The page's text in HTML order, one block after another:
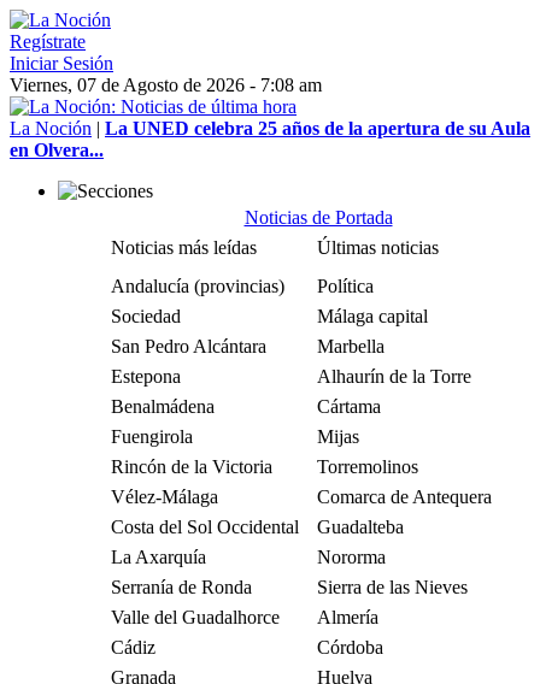
Regístrate
Iniciar Sesión
Viernes, 07 de Agosto de 2026 - 7:08 am
La Noción | La UNED celebra 25 años de la apertura de su Aula
en Olvera...
Noticias de Portada
Noticias más leídas
Últimas noticias
Andalucía (provincias)
Política
Sociedad
Málaga capital
San Pedro Alcántara
Marbella
Estepona
Alhaurín de la Torre
Benalmádena
Cártama
Fuengirola
Mijas
Rincón de la Victoria
Torremolinos
Vélez-Málaga
Comarca de Antequera
Costa del Sol Occidental
Guadalteba
La Axarquía
Nororma
Serranía de Ronda
Sierra de las Nieves
Valle del Guadalhorce
Almería
Cádiz
Córdoba
Granada
Huelva